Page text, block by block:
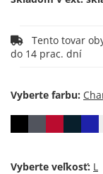
do 14 prac. dní
Vyberte farbu:
Vyberte veľkosť: